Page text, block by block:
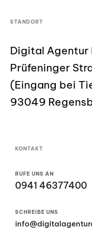
STANDORT
Digital Agentur
Prüfeninger
(Eingang bei
93049
KONTAKT
RUFE UNS AN
0941 46377400
SCHREIBE UNS